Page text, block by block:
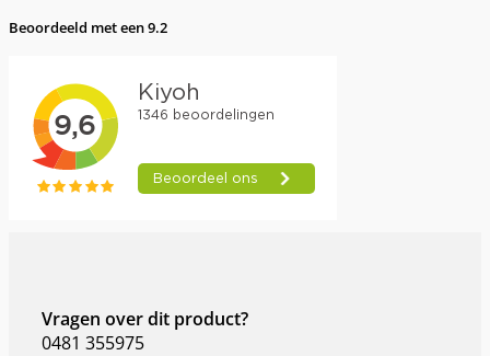
Beoordeeld met een 9.2
Vragen over dit product?
0481 355975